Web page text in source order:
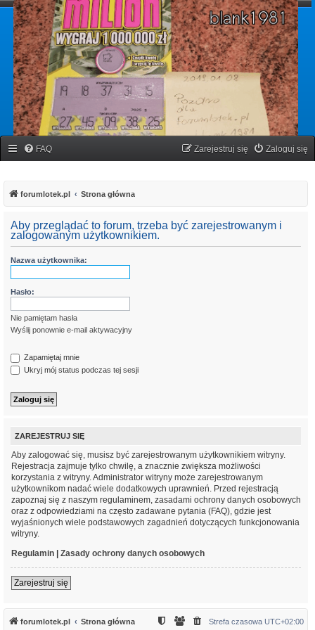
forumlotek.pl
Forum gier liczbowych
FAQ Zaloguj się
Zarejestruj się
forumlotek.pl Strona główna
Aby przeglądać to forum, trzeba być zarejestrowanym i
zalogowanym użytkownikiem.
Nazwa użytkownika:
Hasło:
Nie pamiętam hasła
Wyślij ponownie e-mail aktywacyjny
Zapamiętaj mnie
Ukryj mój status podczas tej sesji
ZAREJESTRUJ SIĘ
Aby zalogować się, musisz być zarejestrowanym użytkownikiem witryny.
Rejestracja zajmuje tylko chwilę, a znacznie zwiększa możliwości
korzystania z witryny. Administrator witryny może zarejestrowanym
użytkownikom nadać wiele dodatkowych uprawnień. Przed rejestracją
zapoznaj się z naszym regulaminem, zasadami ochrony danych osobowych
oraz z odpowiedziami na często zadawane pytania (FAQ), gdzie jest
wyjaśnionych wiele podstawowych zagadnień dotyczących funkcjonowania
witryny.
Regulamin
Zasady ochrony danych osobowych
Zarejestruj się
forumlotek.pl Strona główna Strefa czasowa UTC+02:00